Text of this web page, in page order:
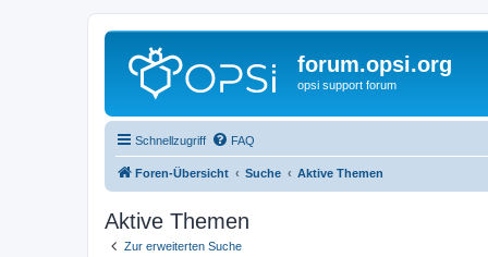
forum.opsi.org
opsi support forum
Schnellzugriff FAQ
Foren-Übersicht Suche Aktive Themen
Aktive Themen
Zur erweiterten Suche